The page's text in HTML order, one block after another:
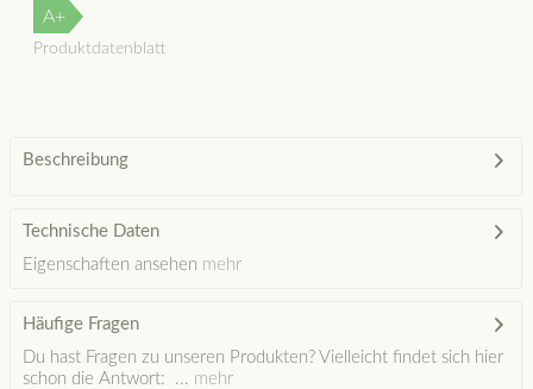
A+
Produktdatenblatt
Beschreibung
Technische Daten
Eigenschaften ansehen mehr
Häufige Fragen
Du hast Fragen zu unseren Produkten? Vielleicht findet sich hier
schon die Antwort: ... mehr